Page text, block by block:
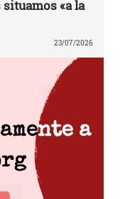
«a la
23/07/2026